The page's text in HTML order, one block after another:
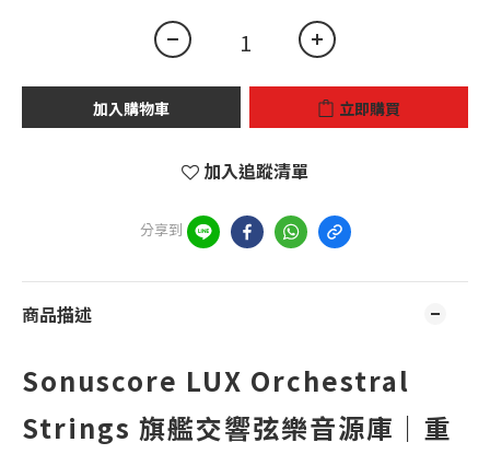
加入購物車 立即購買
加入追蹤清單
分享到
商品描述
Sonuscore LUX Orchestral
Strings 旗艦交響弦樂音源庫｜重